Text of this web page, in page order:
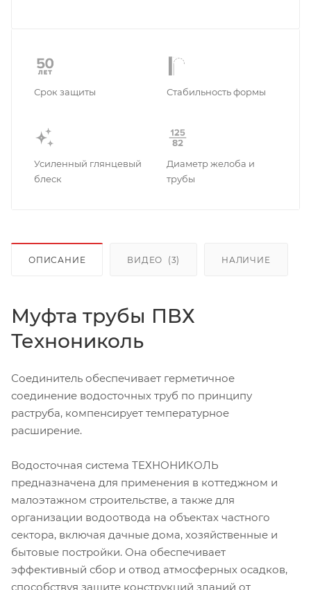
Срок защиты Стабильность формы
Усиленный глянцевый
блеск
Диаметр желоба и
трубы
ОПИСАНИЕ ВИДЕО (3) НАЛИЧИЕ
Муфта трубы ПВХ
Технониколь
Соединитель обеспечивает герметичное
соединение водосточных труб по принципу
раструба, компенсирует температурное
расширение.
Водосточная система ТЕХНОНИКОЛЬ
предназначена для применения в коттеджном и
малоэтажном строительстве, а также для
организации водоотвода на объектах частного
сектора, включая дачные дома, хозяйственные и
бытовые постройки. Она обеспечивает
эффективный сбор и отвод атмосферных осадков,
способствуя защите конструкций зданий от